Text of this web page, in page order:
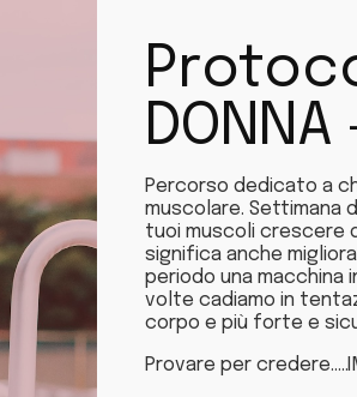
Percorso dedicato a
muscolare. Settimana
tuoi muscoli crescere
significa anche
periodo una macchina
volte cadiamo in
corpo e più forte e
Provare per